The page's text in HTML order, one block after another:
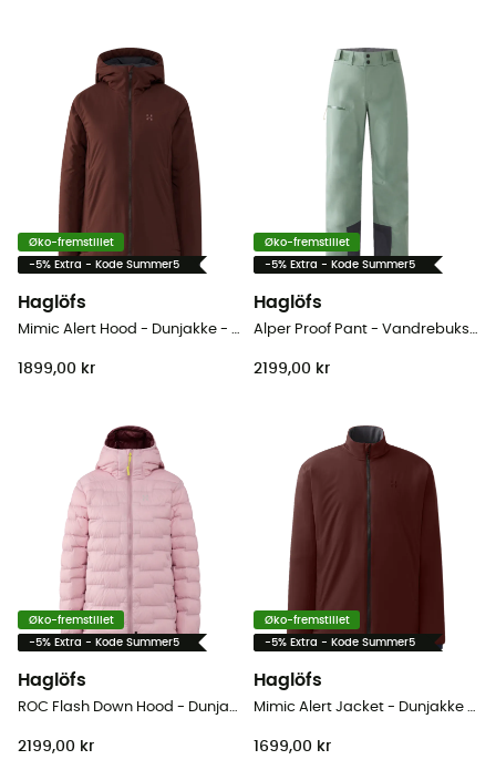
Øko-fremstillet
-5% Extra - Kode Summer5
Haglöfs
Mimic Alert Hood - Dunjakke - Damer
1899,00 kr
Øko-fremstillet
-5% Extra - Kode Summer5
Haglöfs
Alper Proof Pant - Vandrebukser - Damer
2199,00 kr
Øko-fremstillet
-5% Extra - Kode Summer5
Haglöfs
ROC Flash Down Hood - Dunjakke - Damer
2199,00 kr
Øko-fremstillet
-5% Extra - Kode Summer5
Haglöfs
Mimic Alert Jacket - Dunjakke - Herrer
1699,00 kr